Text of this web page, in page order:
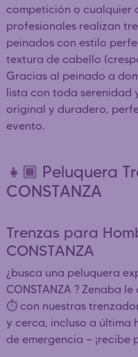
competición o cualquier
profesionales realizan
peinados con estilo
textura de cabello
Gracias al peinado a
lista con toda serenidad
original y duradero,
evento.
👧🏾 Peluquera
CONSTANZA
Trenzas para
CONSTANZA
¿busca una peluquera
CONSTANZA ? Zenaba
⏱️ con nuestras
y cerca, incluso a última
de emergencia — ¡recibe